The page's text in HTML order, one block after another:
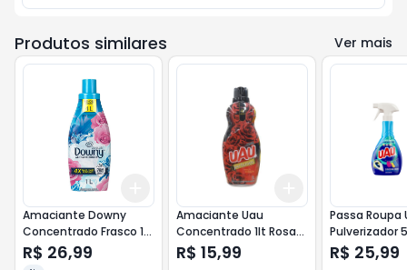
Produtos similares Ver mais
10
Amaciante Downy
Concentrado Frasco 1lt
Brisa de Verão - Azul
R$ 26,99
Amaciante Uau
Concentrado 1lt Rosas
e Sedução - Vermelho
R$ 15,99
Passa Roupa
Pulverizador
R$ 25,99